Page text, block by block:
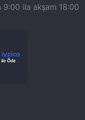
9:00 ila akşam 18:00